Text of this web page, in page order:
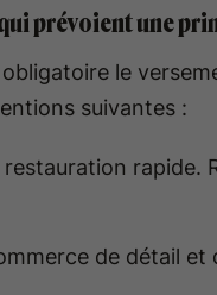
prévoient une
le
suivantes :
rapide.
de détail et